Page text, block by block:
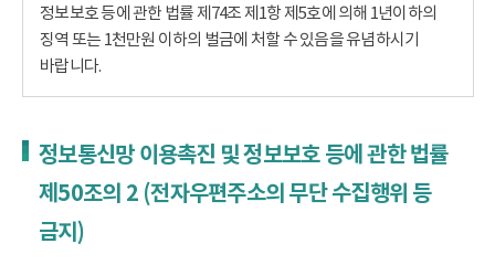
정보보호 등에 관한 법률 제74조 제1항 제5호에 의해 1년이하의
징역 또는 1천만원 이하의 벌금에 처할 수 있음을 유념하시기
바랍니다.
정보통신망 이용촉진 및 정보보호 등에 관한 법률
제50조의 2 (전자우편주소의 무단 수집행위 등
금지)